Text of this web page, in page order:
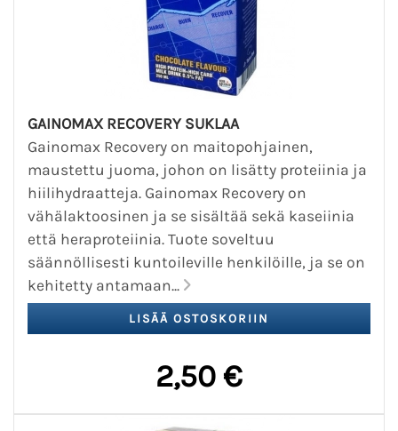
GAINOMAX RECOVERY SUKLAA
Gainomax Recovery on maitopohjainen,
maustettu juoma, johon on lisätty proteiinia ja
hiilihydraatteja. Gainomax Recovery on
vähälaktoosinen ja se sisältää sekä kaseiinia
että heraproteiinia. Tuote soveltuu
säännöllisesti kuntoileville henkilöille, ja se on
kehitetty antamaan...
2,50 €